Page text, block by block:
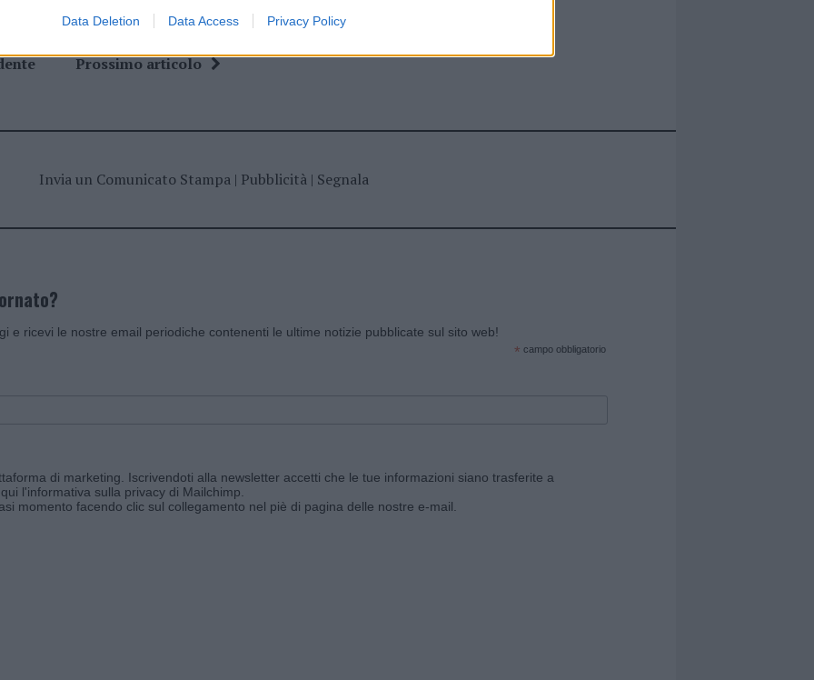
Data Deletion Data Access Privacy Policy
Prossimo articolo
Invia un Comunicato Stampa| Pubblicità| Segnala
e ricevi le nostre email periodiche contenenti le ultime notizie pubblicate sul sito web!
* campo obbligatorio
di marketing. Iscrivendoti alla newsletter accetti che le tue informazioni siano trasferite a
l'informativa sulla privacy di Mailchimp
momento facendo clic sul collegamento nel piè di pagina delle nostre e-mail.